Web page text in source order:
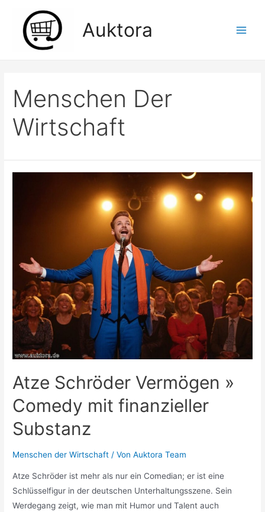
springen
Auktora
Menschen Der
Wirtschaft
Atze Schröder Vermögen »
Comedy mit finanzieller
Substanz
Menschen der Wirtschaft / VonAuktora Team
Atze Schröder ist mehr als nur ein Comedian; er ist eine
Schlüsselfigur in der deutschen Unterhaltungsszene. Sein
Werdegang zeigt, wie man mit Humor und Talent auch